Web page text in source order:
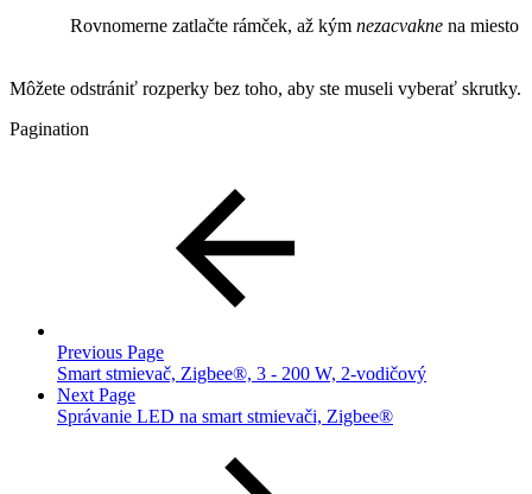
Rovnomerne zatlačte rámček, až kým nezacvakne na miesto
Môžete odstrániť rozperky bez toho, aby ste museli vyberať skrutky.
Pagination
Previous Page
Smart stmievač, Zigbee®, 3 - 200 W, 2-vodičový
Next Page
Správanie LED na smart stmievači, Zigbee®